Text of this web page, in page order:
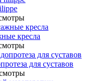
кресла
для суставов